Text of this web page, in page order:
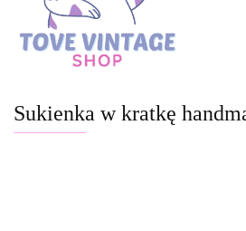
Sukienka w kratkę